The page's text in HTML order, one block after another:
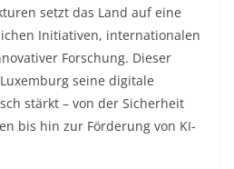
setzt das Land auf eine
Initiativen, internationalen
Forschung. Dieser
seine digitale
stärkt – von der Sicherheit
bis hin zur Förderung von KI-